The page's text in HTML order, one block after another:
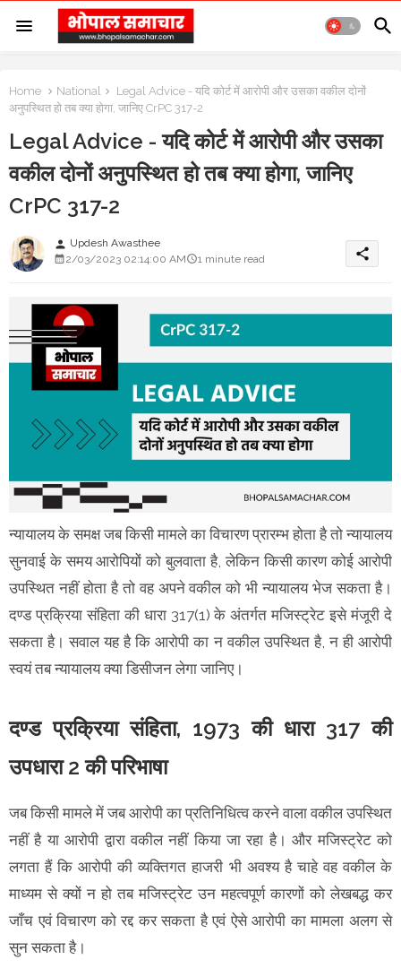
Home National
Legal Advice - यदि कोर्ट में आरोपी और उसका वकील दोनों
अनुपस्थित हो तब क्या होगा, जानिए CrPC 317-2
Legal Advice - यदि कोर्ट में आरोपी और उसका
वकील दोनों अनुपस्थित हो तब क्या होगा, जानिए
CrPC 317-2
person Updesh Awasthee
2/03/2023 02:14:00 AM
1 minute read share
न्यायालय के समक्ष जब किसी मामले का विचारण प्रारम्भ होता है तो न्यायालय
सुनवाई के समय आरोपियों को बुलवाता है, लेकिन किसी कारण कोई आरोपी
उपस्थित नहीं होता है तो वह अपने वकील को भी न्यायालय भेज सकता है।
दण्ड प्रक्रिया संहिता की धारा 317(1) के अंतर्गत मजिस्ट्रेट इसे मंजूरी दे
सकता है। सवाल यह है कि आरोपी का न वकील उपस्थित है, न ही आरोपी
स्वयं तब न्यायालय क्या डिसीजन लेगा जानिए।
दण्ड प्रक्रिया संहिता, 1973 की धारा 317 की
उपधारा 2 की परिभाषा
जब किसी मामले में जब आरोपी का प्रतिनिधित्व करने वाला वकील उपस्थित
नहीं है या आरोपी द्वारा वकील नहीं किया जा रहा है। और मजिस्ट्रेट को
लगता हैं कि आरोपी की व्यक्तिगत हाजरी भी अवश्य है चाहे वह वकील के
माध्यम से क्यों न हो तब मजिस्ट्रेट उन महत्वपूर्ण कारणों को लेखबद्ध कर
जाँच एवं विचारण को रद्द कर सकता है एवं ऐसे आरोपी का मामला अलग से
सुन सकता है।